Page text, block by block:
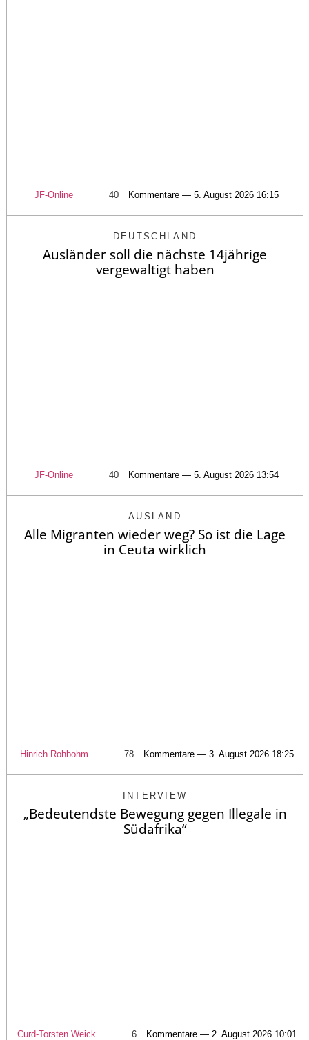
JF-Online 40 Kommentare — 5. August 2026 16:15
DEUTSCHLAND
Ausländer soll die nächste 14jährige
vergewaltigt haben
JF-Online 40 Kommentare — 5. August 2026 13:54
AUSLAND
Alle Migranten wieder weg? So ist die Lage
in Ceuta wirklich
Hinrich Rohbohm 78 Kommentare — 3. August 2026 18:25
INTERVIEW
„Bedeutendste Bewegung gegen Illegale in
Südafrika“
Curd-Torsten Weick 6 Kommentare — 2. August 2026 10:01